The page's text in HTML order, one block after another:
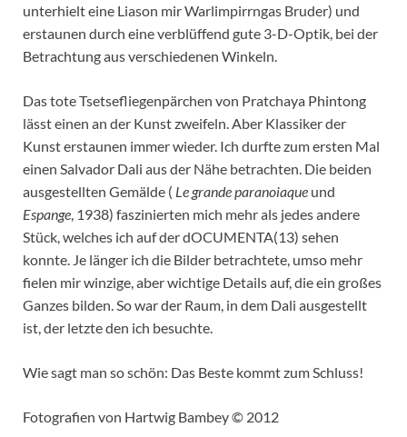
unterhielt eine Liason mir Warlimpirrngas Bruder) und
erstaunen durch eine verblüffend gute 3-D-Optik, bei der
Betrachtung aus verschiedenen Winkeln.
Das tote Tsetsefliegenpärchen von Pratchaya Phintong
lässt einen an der Kunst zweifeln. Aber Klassiker der
Kunst erstaunen immer wieder. Ich durfte zum ersten Mal
einen Salvador Dali aus der Nähe betrachten. Die beiden
ausgestellten Gemälde ( Le grande paranoiaque und
Espange , 1938) faszinierten mich mehr als jedes andere
Stück, welches ich auf der dOCUMENTA(13) sehen
konnte. Je länger ich die Bilder betrachtete, umso mehr
fielen mir winzige, aber wichtige Details auf, die ein großes
Ganzes bilden. So war der Raum, in dem Dali ausgestellt
ist, der letzte den ich besuchte.
Wie sagt man so schön: Das Beste kommt zum Schluss!
Fotografien von Hartwig Bambey © 2012